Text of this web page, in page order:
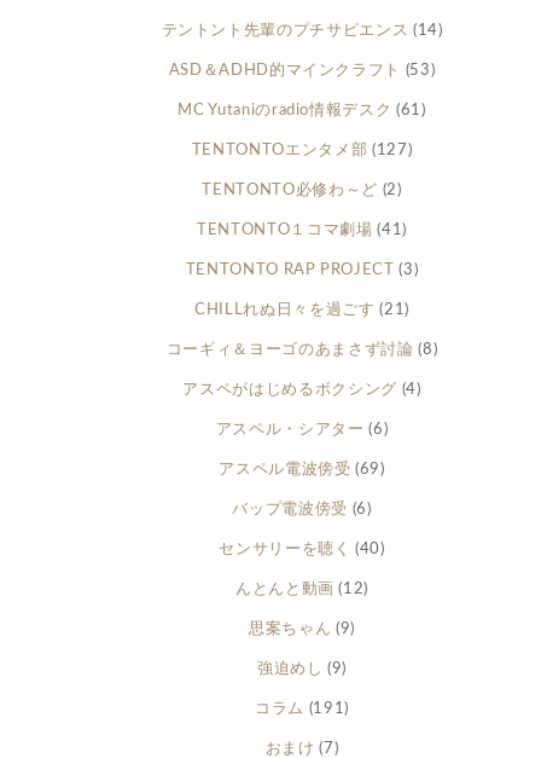
テントント先輩のプチサピエンス (14)
ASD＆ADHD的マインクラフト (53)
MC Yutaniのradio情報デスク (61)
TENTONTOエンタメ部 (127)
TENTONTO必修わ～ど (2)
TENTONTO１コマ劇場 (41)
TENTONTO RAP PROJECT (3)
CHILLれぬ日々を過ごす (21)
コーギィ＆ヨーゴのあまさず討論 (8)
アスペがはじめるボクシング (4)
アスペル・シアター (6)
アスペル電波傍受 (69)
バップ電波傍受 (6)
センサリーを聴く (40)
んとんと動画 (12)
思案ちゃん (9)
強迫めし (9)
コラム (191)
おまけ (7)